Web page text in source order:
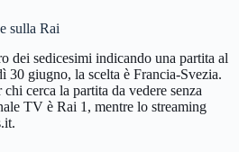
sulla Rai
dei sedicesimi indicando una partita al
30 giugno, la scelta è Francia-Svezia.
cerca la partita da vedere senza
TV è Rai 1, mentre lo streaming